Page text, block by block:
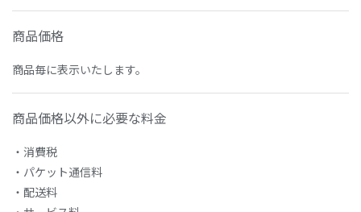
商品価格
商品毎に表示いたします。
商品価格以外に必要な料金
・消費税
・パケット通信料
・配送料